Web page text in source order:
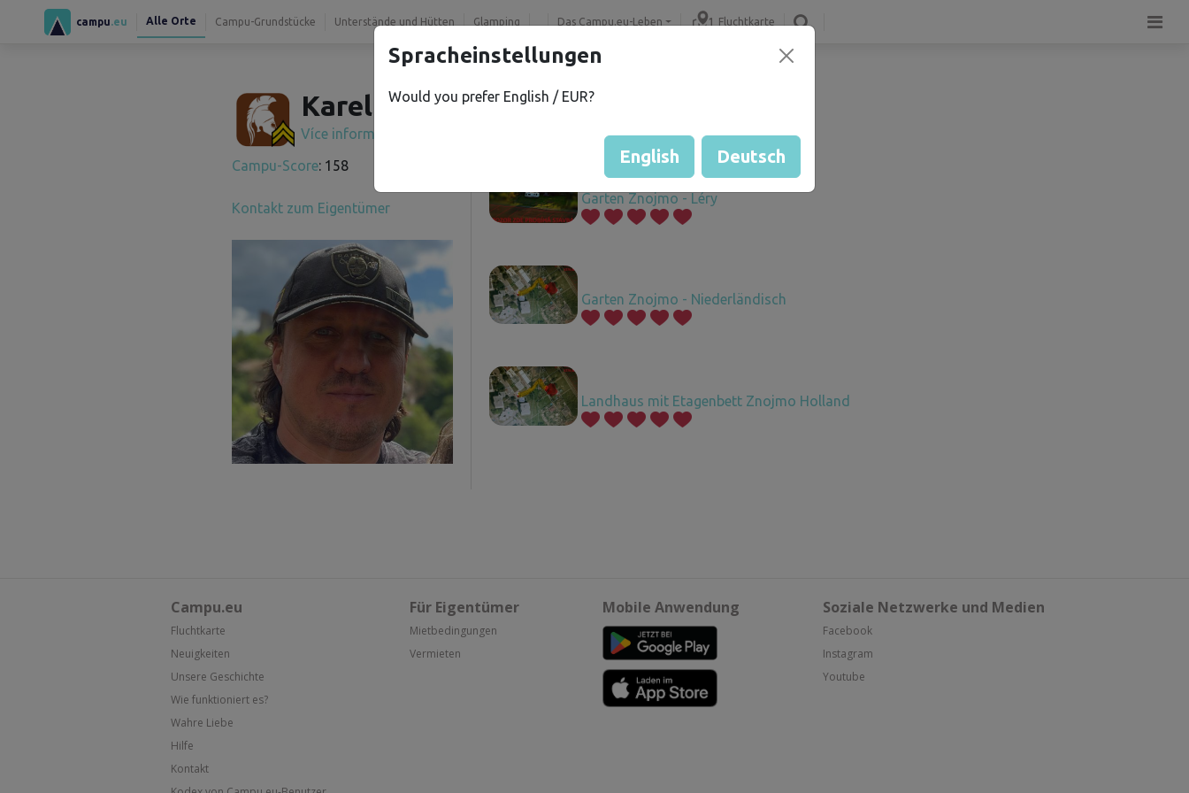
campu .eu Alle Orte Campu-Grundstücke Unterstände und Hütten Glamping Das Campu.eu-Leben Fluchtkarte
Karel Č.
Více informací
Campu-Score: 158
Kontakt zum Eigentümer
Garten Znojmo - Léry
Garten Znojmo - Niederländisch
Landhaus mit Etagenbett Znojmo Holland
Campu.eu
Fluchtkarte
Neuigkeiten
Unsere Geschichte
Wie funktioniert es?
Wahre Liebe
Hilfe
Kontakt
Für Eigentümer
Mietbedingungen
Vermieten
Mobile Anwendung Soziale Netzwerke und Medien
Facebook
Instagram
Youtube
Spracheinstellungen
Would you prefer English / EUR?
English Deutsch